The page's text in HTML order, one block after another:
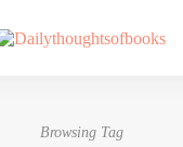
Browsing Tag